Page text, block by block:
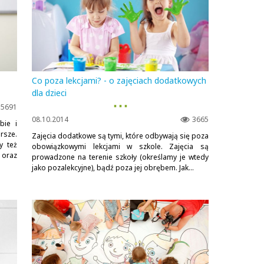
5691
i
też
Co poza lekcjami? - o zajęciach dodatkowych
dla dzieci
▪ ▪ ▪
3665
08.10.2014
Zajęcia dodatkowe są tymi, które odbywają się poza
obowiązkowymi lekcjami w szkole. Zajęcia są
prowadzone na terenie szkoły (określamy je wtedy
jako pozalekcyjne), bądź poza jej obrębem. Jak...